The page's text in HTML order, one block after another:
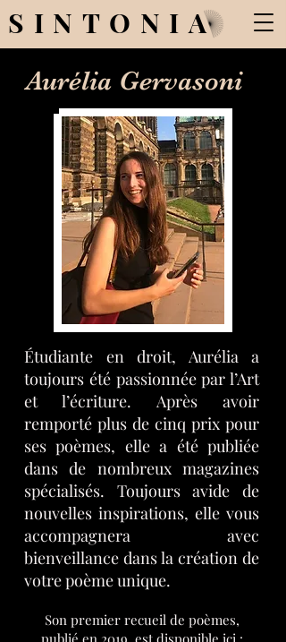
SINTONIA
Aurélia Gervasoni
Étudiante en droit, Aurélia a
toujours été passionnée par l’Art
et l’écriture. Après avoir
remporté plus de cinq prix pour
ses poèmes, elle a été publiée
dans de nombreux magazines
spécialisés. Toujours avide de
nouvelles inspirations, elle vous
accompagnera avec
bienveillance dans la création de
votre poème unique.
Son premier recueil de poèmes,
publié en 2019, est disponible ici :